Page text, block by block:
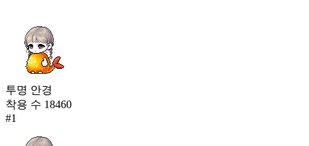
투명 안경
착용 수 18460
#1